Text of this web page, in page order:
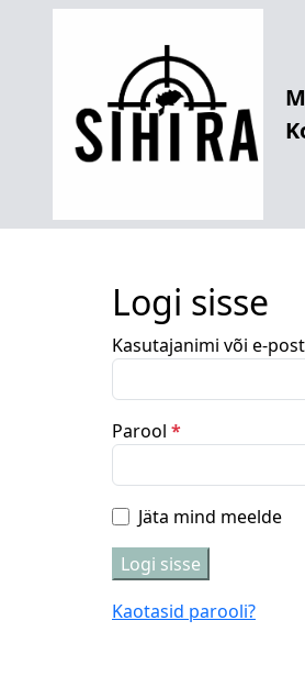
Logi sisse
Kasutajanimi või e-
Parool *N
u
t
d
Jäta mind meelde
Logi sisse
Kaotasid parooli?